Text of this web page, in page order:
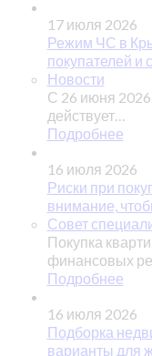
17 июля 2026
Режим ЧС в
покупателей и
Новости
С 26 июня
действует…
Подробнее
16 июля 2026
Риски при
внимание,
Совет
Покупка
финансовых
Подробнее
16 июля 2026
Подборка
варианты для